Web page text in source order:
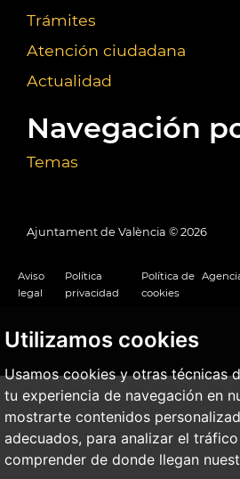
Utilizamos cookies
Usamos cookies y otras técnicas
tu experiencia de navegación en
mostrarte contenidos
adecuados, para analizar el
comprender de donde llegan
Trámites
Atención ciudadana
Actualidad
Navegación
Temas
Ajuntament de València © 2026
Aviso
legal
Política
privacidad
Política de
cookies